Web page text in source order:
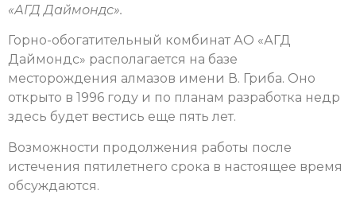
«АГД Даймондс».
Горно-обогатительный комбинат АО «АГД
Даймондс» располагается на базе
месторождения алмазов имени В. Гриба. Оно
открыто в 1996 году и по планам разработка недр
здесь будет вестись еще пять лет.
Возможности продолжения работы после
истечения пятилетнего срока в настоящее время
обсуждаются.